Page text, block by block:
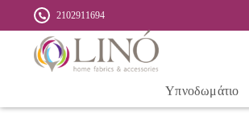
2102911694
Υπνοδωμάτιο